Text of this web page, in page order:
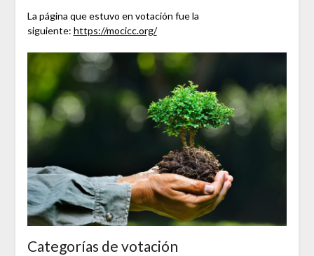
La página que estuvo en votación fue la
siguiente: https://mocicc.org/
Categorías de votación